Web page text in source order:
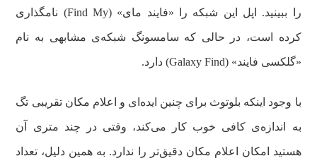
را ببینید. اپل این شبکه را «فایند مای» (Find My) نامگذاری
کرده است، در حالی که سامسونگ شبکه‌ی مشابهی به نام
«گلکسی فایند» (Galaxy Find) دارد.
با وجود اینکه بلوتوث برای چنین ایده‌ای و اعلام مکان تقریبی تگ
به اندازه‌ی کافی خوب کار می‌کند، وقتی در چند متری آن
هستید امکان اعلام مکان دقیق‌تر را ندارد. به همین دلیل، تعداد